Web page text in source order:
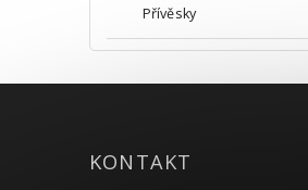
Přívěsky
KONTAKT